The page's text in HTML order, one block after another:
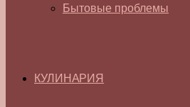
Бытовые проблемы
КУЛИНАРИЯ